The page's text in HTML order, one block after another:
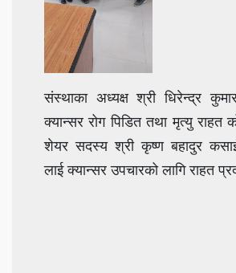
संस्थाका अध्यक्ष श्री धिरेन्द्र
क्यान्सर रोग पिडित तथा मृत्यु राहत
शेयर सदस्य श्री कृष्ण बहादुर
लाई क्यान्सर उपचारको लागि राहत